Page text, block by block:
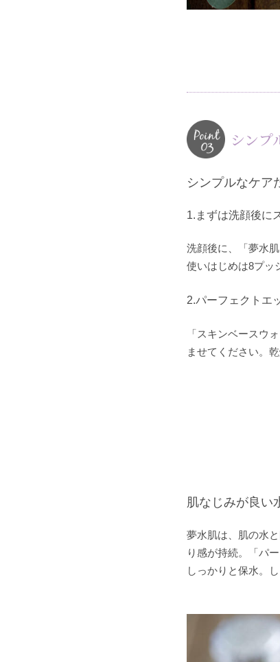
シンプ
シンプルなケア
1.まずは洗顔後に
洗顔後に、「夢水
使いはじめは8プッ
2.パーフェクトエ
「スキンベースウ
ませてください。
肌なじみが良い
夢水肌は、肌の水
り感が持続。「パ
しっかりと保水。